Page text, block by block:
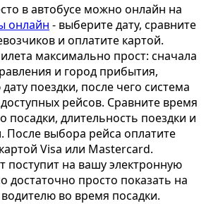
в автобусе можно онлайн на
онлайн - выберите дату, сравните
и оплатите картой.
максимально прост: сначала
и город прибытия,
поездки, после чего система
рейсов. Сравните время
посадки, длительность поездки и
После выбора рейса оплатите
Visa или Mastercard.
поступит на вашу электронную
достаточно просто показать на
во время посадки.